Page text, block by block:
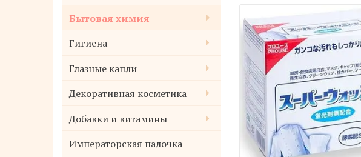
Бытовая химия
Гигиена
Глазные капли
Декоративная косметика
Добавки и витамины
Императорская палочка